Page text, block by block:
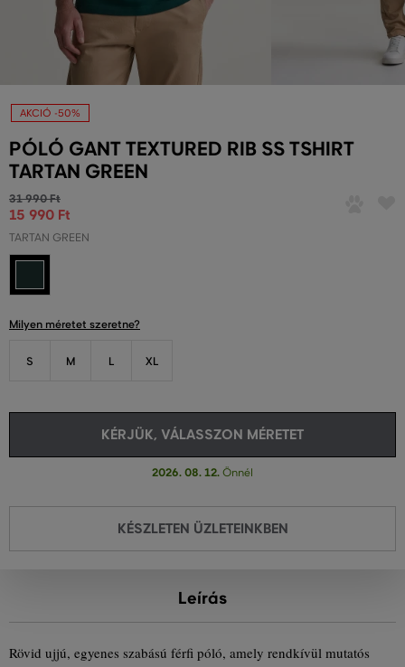
AKCIÓ -50%
PÓLÓ GANT TEXTURED RIB SS TSHIRT
TARTAN GREEN
31 990 Ft
15 990 Ft
TARTAN GREEN
Milyen méretet szeretne?
S M L XL
KÉRJÜK, VÁLASSZON MÉRETET
2026. 08. 12. Önnél
KÉSZLETEN ÜZLETEINKBEN
Leírás
Rövid ujjú, egyenes szabású férfi póló, amely rendkívül mutatós